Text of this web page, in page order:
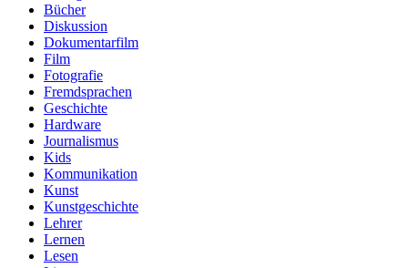
Bücher
Diskussion
Dokumentarfilm
Film
Fotografie
Fremdsprachen
Geschichte
Hardware
Journalismus
Kids
Kommunikation
Kunst
Kunstgeschichte
Lehrer
Lernen
Lesen